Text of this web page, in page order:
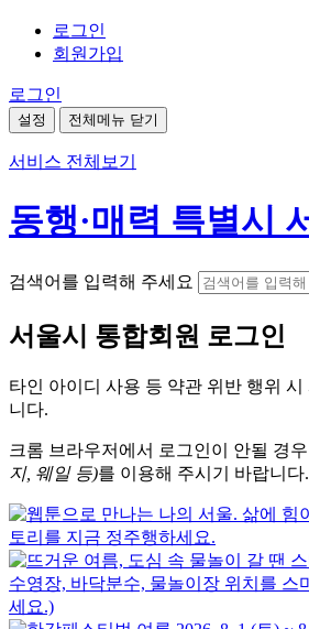
로그인
회원가입
로그인
설정 전체메뉴 닫기
서비스 전체보기
동행·매력 특별시
검색어를 입력해 주세요
서울시 통합회원 로그인
타인 아이디 사용 등 약관 위반 행위 시
니다.
크롬 브라우저에서 로그인이 안될 경우
지, 웨일 등)를 이용해 주시기 바랍니다.